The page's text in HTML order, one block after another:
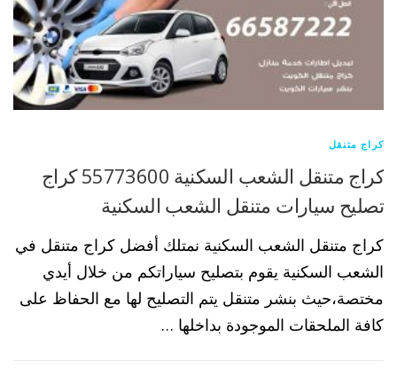
كراج متنقل
كراج متنقل الشعب السكنية 55773600 كراج
تصليح سيارات متنقل الشعب السكنية
كراج متنقل الشعب السكنية نمتلك أفضل كراج متنقل في
الشعب السكنية يقوم بتصليح سياراتكم من خلال أيدي
مختصة،حيث بنشر متنقل يتم التصليح لها مع الحفاظ على
كافة الملحقات الموجودة بداخلها …